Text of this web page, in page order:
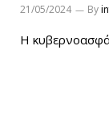
21/05/2024 By
Η